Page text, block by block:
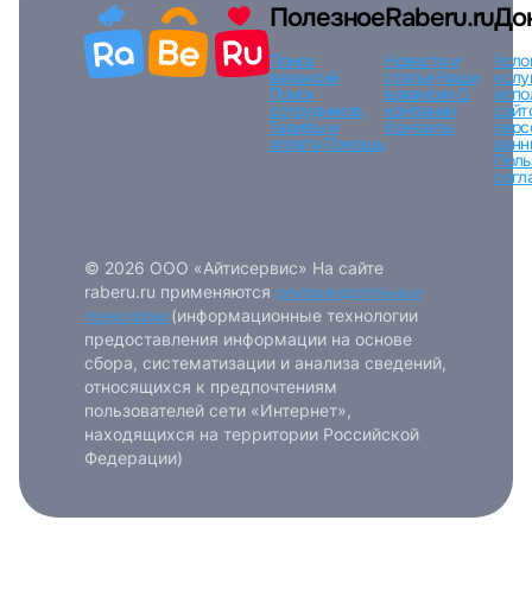
Полезное
Поиск
вакансий
Поиск
сотрудников
Тарифы и
оплата Помощь
Raberu.ru
Новости и
статьи Наши
вакансииО
компании
Контакты
© 2026 ООО «Айтисервис» На сайте
raberu.ru применяются рекомендательные
технологии (информационные технологии
предоставления информации на основе
сбора, систематизации и анализа сведений,
относящихся к предпочтениям
пользователей сети «Интернет»,
находящихся на территории Российской
Федерации)